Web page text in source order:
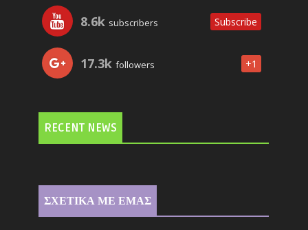
8.6k subscribers Subscribe
17.3k followers +1
RECENT NEWS
ΣΧΕΤΙΚΑ ΜΕ ΕΜΑΣ